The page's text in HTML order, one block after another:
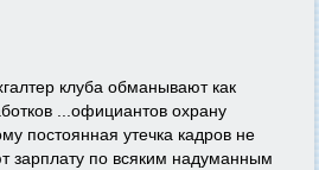
клуба обманывают как
...официантов охрану
постоянная утечка кадров не
зарплату по всяким надуманным